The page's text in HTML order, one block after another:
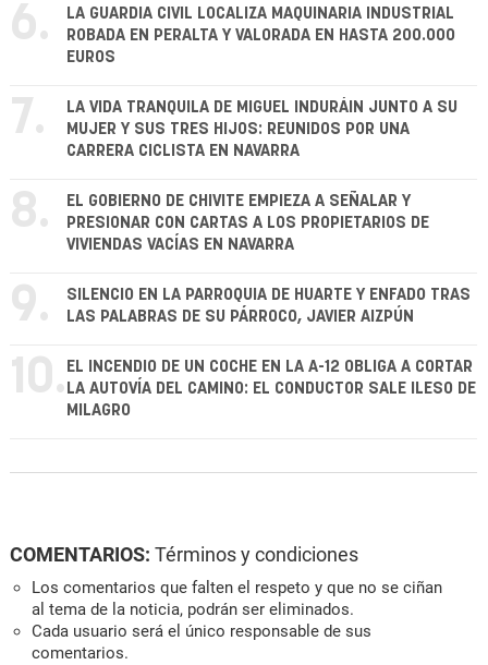
6.
LA GUARDIA CIVIL LOCALIZA MAQUINARIA INDUSTRIAL
ROBADA EN PERALTA Y VALORADA EN HASTA 200.000
EUROS
7.
LA VIDA TRANQUILA DE MIGUEL INDURÁIN JUNTO A SU
MUJER Y SUS TRES HIJOS: REUNIDOS POR UNA
CARRERA CICLISTA EN NAVARRA
8.
EL GOBIERNO DE CHIVITE EMPIEZA A SEÑALAR Y
PRESIONAR CON CARTAS A LOS PROPIETARIOS DE
VIVIENDAS VACÍAS EN NAVARRA
9.
SILENCIO EN LA PARROQUIA DE HUARTE Y ENFADO TRAS
LAS PALABRAS DE SU PÁRROCO, JAVIER AIZPÚN
10. EL INCENDIO DE UN COCHE EN LA A-12 OBLIGA A CORTAR
LA AUTOVÍA DEL CAMINO: EL CONDUCTOR SALE ILESO DE
MILAGRO
COMENTARIOS: Términos y condiciones
Los comentarios que falten el respeto y que no se ciñan
al tema de la noticia, podrán ser eliminados.
Cada usuario será el único responsable de sus
comentarios.